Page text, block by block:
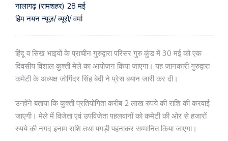
नालागढ़ (रामशहर) 28 मई
हिम नयन न्यूज़/ ब्यूरो/ वर्मा
हिंदू व सिख भाइयों के प्राचीन गुरुद्वारा परिसर गुरु कुंड में 30 मई को एक
दिवसीय विशाल कुश्ती मेले का आयोजन किया जाएगा। यह जानकारी गुरुद्वारा
कमेटी के अध्यक्ष जोगिंदर सिंह बेदी ने प्रेस बयान जारी कर दी।
उन्होंने बताया कि कुश्ती प्रतियोगिता करीब 2 लाख रुपये की राशि की करवाई
जाएगी। मेले में विजेता एवं उपविजेता पहलवानों को कमेटी की ओर से हजारों
रुपये की नगद इनाम राशि तथा पगड़ी पहनाकर सम्मानित किया जाएगा।